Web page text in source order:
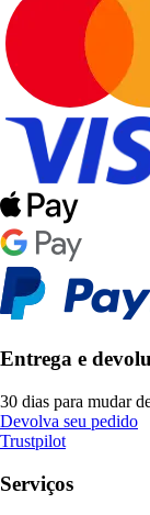
Entrega e
30 dias para mudar
Devolva seu pedido
Trustpilot
Serviços